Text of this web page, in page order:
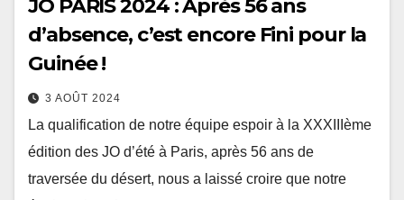
JO PARIS 2024 : Après 56 ans
d’absence, c’est encore Fini pour la
Guinée !
3 AOÛT 2024
La qualification de notre équipe espoir à la XXXIIIème
édition des JO d’été à Paris, après 56 ans de
traversée du désert, nous a laissé croire que notre